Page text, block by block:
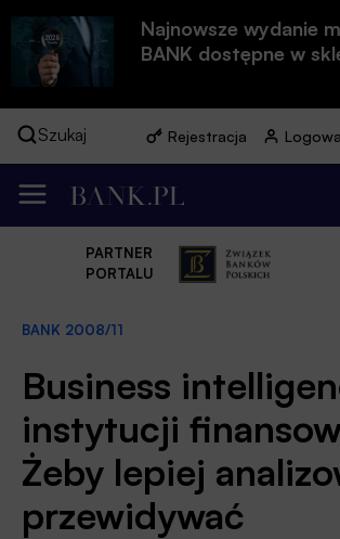
Najnowsze wydanie
BANK dostępne w
Szukaj Rejestracja
PARTNER
PORTALU
BANK 2008/11
Business
instytucji
Żeby lepiej
przewidywać